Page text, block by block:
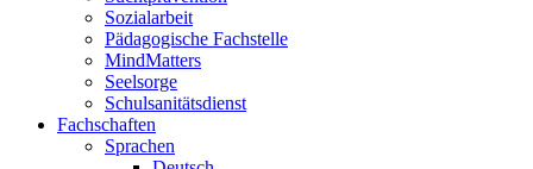
Sozialarbeit
Pädagogische Fachstelle
MindMatters
Seelsorge
Schulsanitätsdienst
Fachschaften
Sprachen